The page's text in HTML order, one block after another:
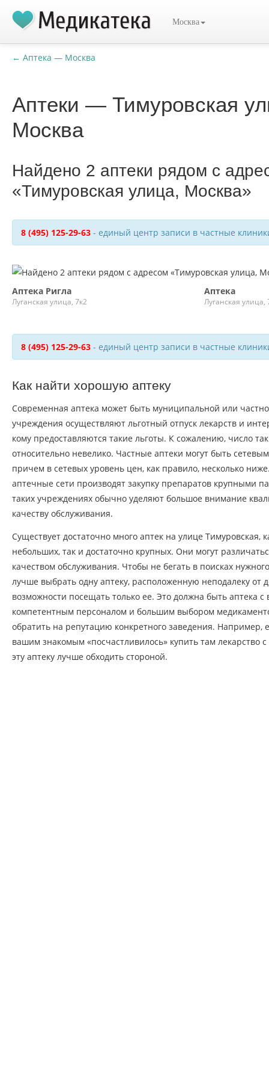
Москва
← Аптека — Москва
Аптеки — Тимуровская
Москва
Найдено 2 аптеки рядом с
«Тимуровская улица, Москва»
8 (495) 125-29-63 - единый центр записи в частные
Аптека Ригла
Луганская улица, 7к2
Аптека
Луганская улица,
8 (495) 125-29-63 - единый центр записи в частные
Как найти хорошую аптеку
Современная аптека может быть муниципальной или
учреждения осуществляют льготный отпуск лекарств и
кому предоставляются такие льготы. К сожалению, число
относительно невелико. Частные аптеки могут быть
причем в сетевых уровень цен, как правило, несколько
аптечные сети производят закупку препаратов крупными
таких учреждениях обычно уделяют большое внимание
качеству обслуживания.
Существует достаточно много аптек на улице Тимуровская,
небольших, так и достаточно крупных. Они могут
качеством обслуживания. Чтобы не бегать в поисках
лучше выбрать одну аптеку, расположенную неподалеку от
возможности посещать только ее. Это должна быть аптека
компетентным персоналом и большим выбором
обратить на репутацию конкретного заведения. Например,
вашим знакомым «посчастливилось» купить там лекарство
эту аптеку лучше обходить стороной.